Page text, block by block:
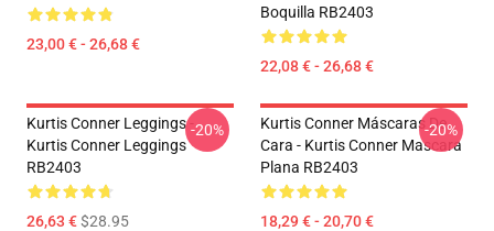
23,00 € - 26,68 €
Boquilla RB2403
22,08 € - 26,68 €
Kurtis Conner Leggings -
Kurtis Conner Leggings
RB2403
26,63 €$28.95
-20%
Kurtis Conner Máscaras De
Cara - Kurtis Conner Mascara
Plana RB2403
18,29 € - 20,70 €
-20%